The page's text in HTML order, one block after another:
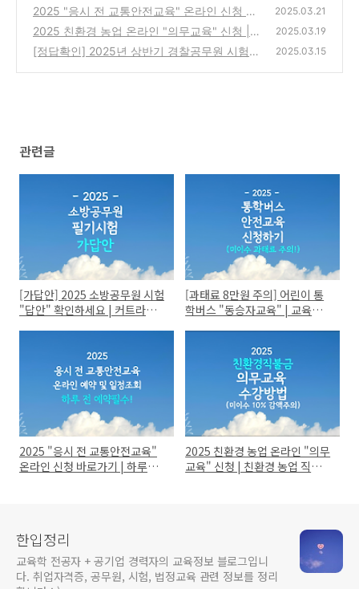
교육" | 교육주기 2년
(0)
2025 "응시 전 교통안전교육" 온라인 신청 바
로가기 | 하루전 예약필수!
(0)
2025.03.21
2025 친환경 농업 온라인 "의무교육" 신청 |
친환경 농업 직불금 지급단가!
(0)
2025.03.19
[정답확인] 2025년 상반기 경찰공무원 시험
2025.03.15
관련글
[가답안] 2025 소방공무원 시험
"답안" 확인하세요 | 커트라인
[과태료 8만원 주의] 어린이 통
학버스 "동승자교육" | 교육주
2025 "응시 전 교통안전교육"
온라인 신청 바로가기 | 하루전
2025 친환경 농업 온라인 "의무
교육" 신청 | 친환경 농업 직불금
한입정리
교육학 전공자 + 공기업 경력자의 교육정보 블로그입니
다. 취업자격증, 공무원, 시험, 법정교육 관련 정보를 정리